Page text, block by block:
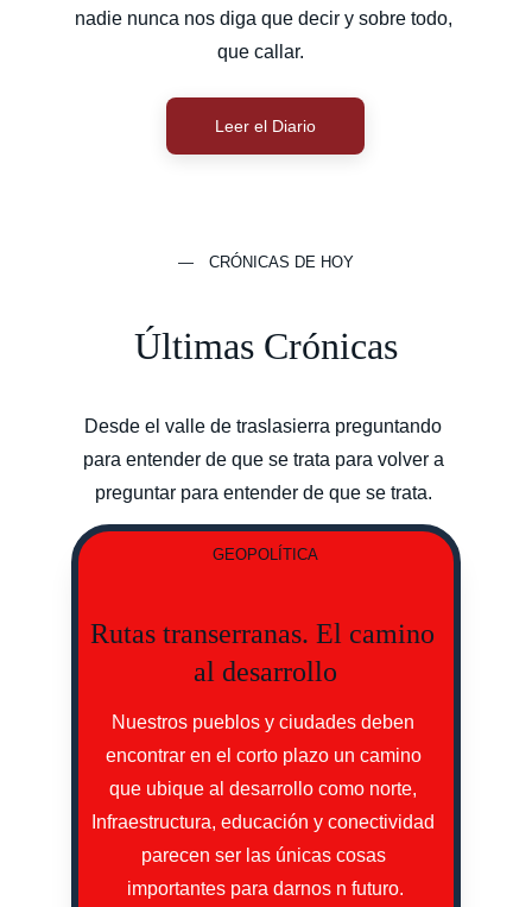
Leer el Diario
nadie nunca nos diga que decir y sobre todo,
que callar.
— CRÓNICAS DE HOY
Últimas Crónicas
Desde el valle de traslasierra preguntando
para entender de que se trata para volver a
preguntar para entender de que se trata.
GEOPOLÍTICA
Rutas transerranas. El camino
al desarrollo
Nuestros pueblos y ciudades deben
encontrar en el corto plazo un camino
que ubique al desarrollo como norte,
Infraestructura, educación y conectividad
parecen ser las únicas cosas
importantes para darnos n futuro.